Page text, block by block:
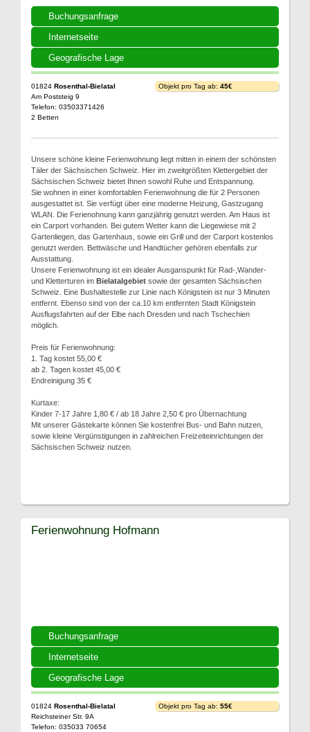
Buchungsanfrage
Internetseite
Geografische Lage
01824 Rosenthal-Bielatal
Am Poststeig 9
Telefon: 03503371426
2 Betten
Objekt pro Tag ab: 45€
Unsere schöne kleine Ferienwohnung liegt mitten in einem der schönsten
Täler der Sächsischen Schweiz. Hier im zweitgrößten Klettergebiet der
Sächsischen Schweiz bietet Ihnen sowohl Ruhe und Entspannung.
Sie wohnen in einer komfortablen Ferienwohnung die für 2 Personen
ausgestattet ist. Sie verfügt über eine moderne Heizung, Gastzugang
WLAN. Die Ferienohnung kann ganzjährig genutzt werden. Am Haus ist
ein Carport vorhanden. Bei gutem Wetter kann die Liegewiese mit 2
Gartenliegen, das Gartenhaus, sowie ein Grill und der Carport kostenlos
genutzt werden. Bettwäsche und Handtücher gehören ebenfalls zur
Ausstattung.
Unsere Ferienwohnung ist ein idealer Ausganspunkt für Rad-,Wander-
und Kletterturen im Bielatalgebiet sowie der gesamten Sächsischen
Schweiz. Eine Bushaltestelle zur Linie nach Königstein ist nur 3 Minuten
entfernt. Ebenso sind von der ca.10 km entfernten Stadt Königstein
Ausflugsfahrten auf der Elbe nach Dresden und nach Tschechien
möglich.
Preis für Ferienwohnung:
1. Tag kostet 55,00 €
ab 2. Tagen kostet 45,00 €
Endreinigung 35 €
Kurtaxe:
Kinder 7-17 Jahre 1,80 € / ab 18 Jahre 2,50 € pro Übernachtung
Mit unserer Gästekarte können Sie kostenfrei Bus- und Bahn nutzen,
sowie kleine Vergünstigungen in zahlreichen Freizeiteinrichtungen der
Sächsischen Schweiz nutzen.
Buchungsanfrage
Internetseite
Geografische Lage
Ferienwohnung Hofmann
01824 Rosenthal-Bielatal
Reichsteiner Str. 9A
Telefon: 035033 70654
Objekt pro Tag ab: 55€